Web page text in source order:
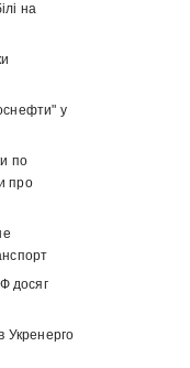
на
у
по
про
досяг
Укренерго